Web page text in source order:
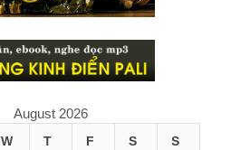
August 2026
W T F S S